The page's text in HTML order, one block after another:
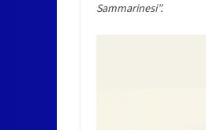
Sammarinesi”.